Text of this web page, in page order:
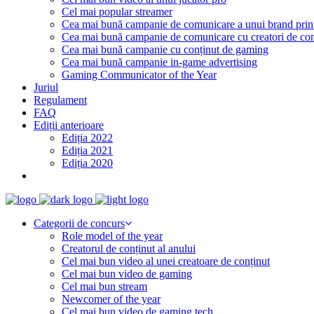
Cel mai popular streamer
Cea mai bună campanie de comunicare a unui brand
Cea mai bună campanie de comunicare cu creatori de
Cea mai bună campanie cu conținut de gaming
Cea mai bună campanie in-game advertising
Gaming Communicator of the Year
Juriul
Regulament
FAQ
Ediții anterioare
Ediția 2022
Ediția 2021
Ediția 2020
Categorii de concurs
Role model of the year
Creatorul de conținut al anului
Cel mai bun video al unei creatoare de conținut
Cel mai bun video de gaming
Cel mai bun stream
Newcomer of the year
Cel mai bun video de gaming tech